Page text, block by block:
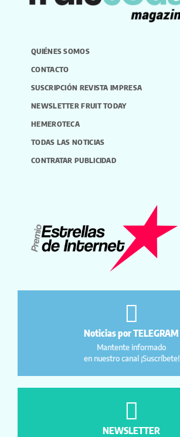
QUIÉNES SOMOS
CONTACTO
SUSCRIPCIÓN REVISTA IMPRESA
NEWSLETTER FRUIT TODAY
HEMEROTECA
TODAS LAS NOTICIAS
CONTRATAR PUBLICIDAD
Noticias por TELEGRAM
Mantente informado
en nuestro canal ¡Suscríbete!
NEWSLETTER